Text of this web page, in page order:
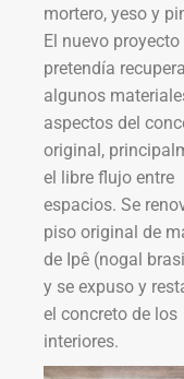
mortero, yeso y
El nuevo proyecto
pretendía
algunos
aspectos del
original,
el libre flujo entre
espacios. Se
piso original de
de Ipê (nogal
y se expuso y
el concreto de los
interiores.